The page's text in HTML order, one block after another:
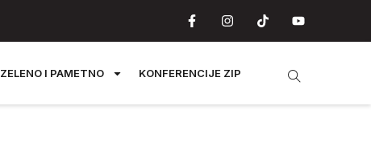
ZELENO I PAMETNO KONFERENCIJE ZIP